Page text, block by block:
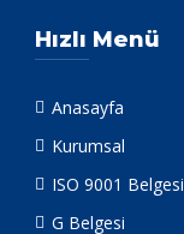
Hızlı Menü
Anasayfa
Kurumsal
ISO 9001 Belgesi
G Belgesi